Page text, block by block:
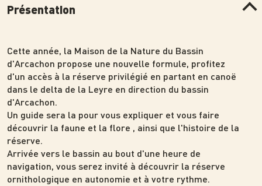
Présentation
Cette année, la Maison de la Nature du Bassin
d'Arcachon propose une nouvelle formule, profitez
d'un accès à la réserve privilégié en partant en canoë
dans le delta de la Leyre en direction du bassin
d'Arcachon.
Un guide sera la pour vous expliquer et vous faire
découvrir la faune et la flore , ainsi que l'histoire de la
réserve.
Arrivée vers le bassin au bout d'une heure de
navigation, vous serez invité à découvrir la réserve
ornithologique en autonomie et à votre rythme.